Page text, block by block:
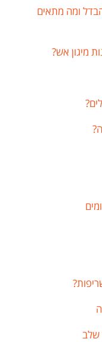
ומה מתאים
מיגון אש?